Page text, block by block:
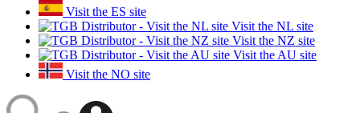
Visit the ES site
Visit the NL site
Visit the NZ site
Visit the AU site
Visit the NO site